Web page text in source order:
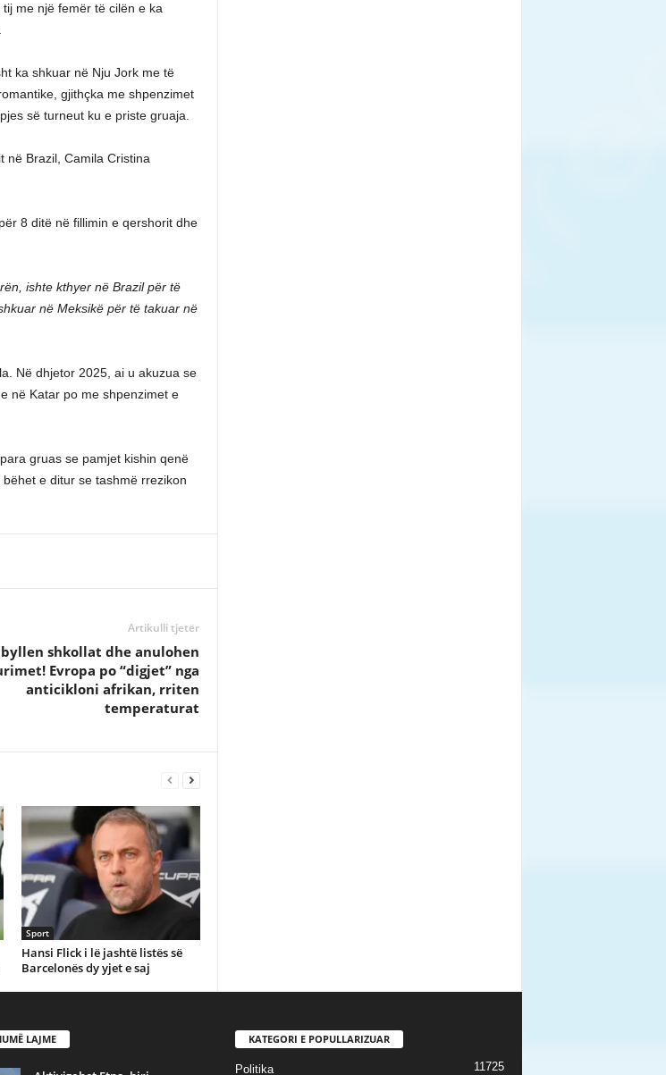
me një femër të cilën e ka
ka shkuar në Nju Jork me të
gjithçka me shpenzimet
së turneut ku e priste gruaja.
në Brazil, Camila Cristina
8 ditë në fillimin e qershorit dhe
ishte kthyer në Brazil për të
në Meksikë për të takuar në
Në dhjetor 2025, ai u akuzua se
në Katar po me shpenzimet e
gruas se pamjet kishin qenë
e ditur se tashmë rrezikon
Artikulli tjetër
shkollat dhe anulohen
Evropa po “digjet” nga
anticikloni afrikan, rriten
temperaturat
Sport
Hansi Flick i lë jashtë listës së
Barcelonës dy yjet e saj
LAJME KATEGORI E POPULLARIZUAR
Politika 11725